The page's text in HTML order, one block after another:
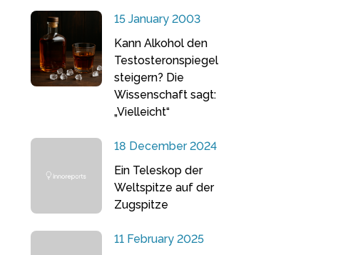
15 January 2003
Kann Alkohol den
Testosteronspiegel
steigern? Die
Wissenschaft sagt:
„Vielleicht“
18 December 2024
Ein Teleskop der
Weltspitze auf der
Zugspitze
11 February 2025